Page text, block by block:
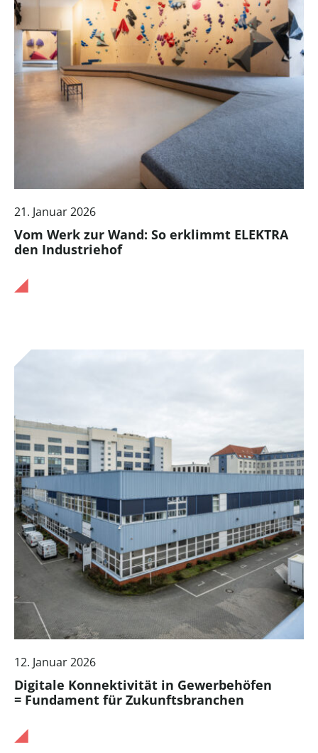
21. Januar 2026
Vom Werk zur Wand: So erklimmt ELEKTRA
den Industriehof
12. Januar 2026
Digitale Konnektivität in Gewerbehöfen
= Fundament für Zukunftsbranchen